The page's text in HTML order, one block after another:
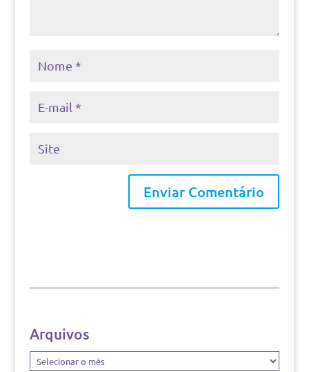
Arquivos
Arquivos